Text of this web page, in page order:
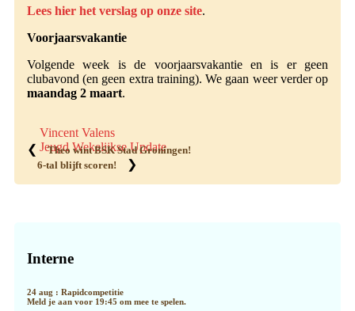
Lees hier het verslag op onze site.
Voorjaarsvakantie
Volgende week is de voorjaarsvakantie en is er geen
clubavond (en geen extra training). We gaan weer verder op
maandag 2 maart.
Vincent Valens
Jeugd Wekelijkse Update
❮
Theo wint BSK Stad Groningen!
6-tal blijft scoren!
❯
Sidebar
Interne
24 aug : Rapidcompetitie
Meld je aan voor 19:45 om mee te spelen.